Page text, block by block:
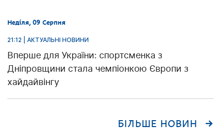
Неділя, 09 Серпня
21:12 | АКТУАЛЬНІ НОВИНИ
Вперше для України: спортсменка з
Дніпровщини стала чемпіонкою Європи з
хайдайвінгу
БІЛЬШЕ НОВИН